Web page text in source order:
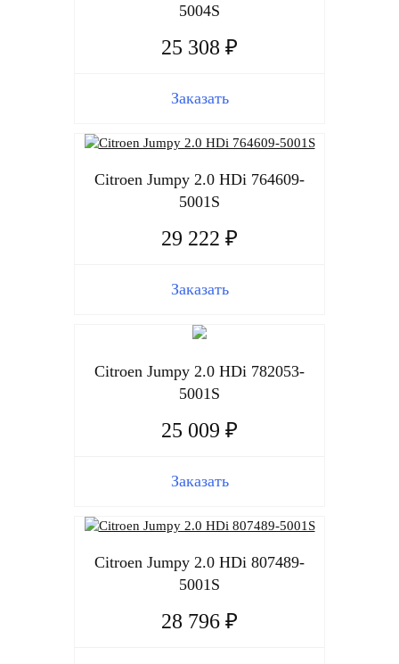
5004S
25 308 ₽
Заказать
Citroen Jumpy 2.0 HDi 764609-
5001S
29 222 ₽
Заказать
Citroen Jumpy 2.0 HDi 782053-
5001S
25 009 ₽
Заказать
Citroen Jumpy 2.0 HDi 807489-
5001S
28 796 ₽